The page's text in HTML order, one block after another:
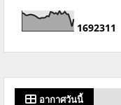
1692311
อากาศวันนี้